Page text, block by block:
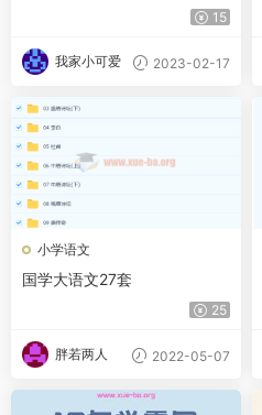
15
我家小可爱 2023-02-17
小学语文
国学大语文27套
25
胖若两人 2022-05-07